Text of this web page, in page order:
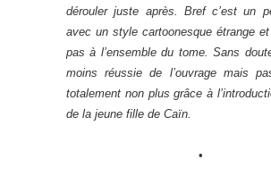
dérouler juste après. Bref c’est un
avec un style cartoonesque étrange
pas à l’ensemble du tome. Sans
moins réussie de l’ouvrage mais
totalement non plus grâce à
de la jeune fille de Caïn.
•